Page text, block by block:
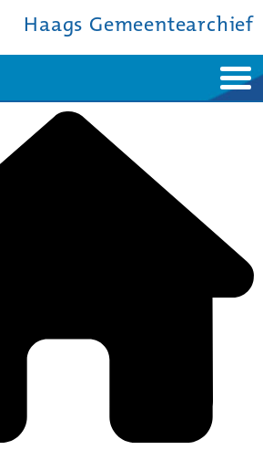
Haags Gemeentearchief